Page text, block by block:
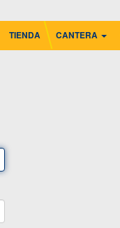
TIENDA CANTERA